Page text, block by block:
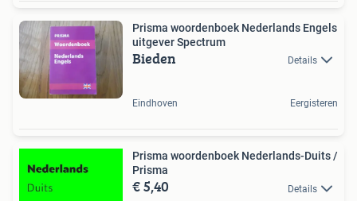
Prisma woordenboek Nederlands Engels
uitgever Spectrum
Bieden Details
Eindhoven Eergisteren
Prisma woordenboek Nederlands-Duits /
Prisma
€ 5,40 Details